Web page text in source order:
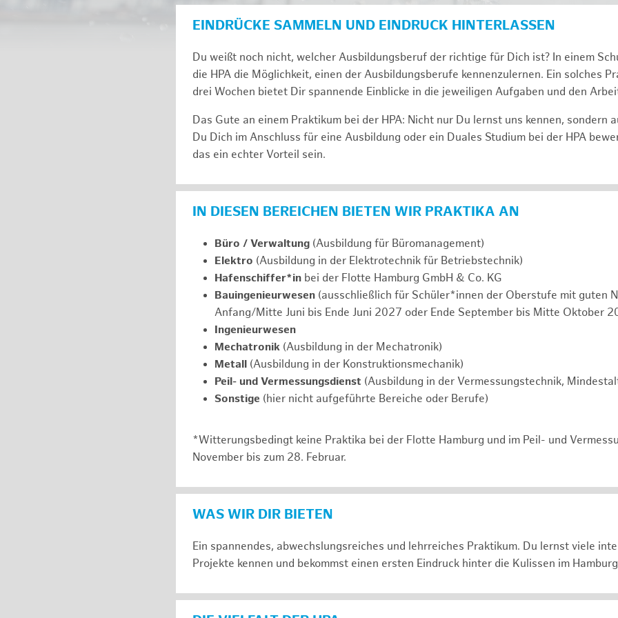
EINDRÜCKE SAMMELN UND EINDRUCK HINTERLASSEN
Du weißt noch nicht, welcher Ausbildungsberuf der richtige für Dich ist? In einem
die HPA die Möglichkeit, einen der Ausbildungsberufe kennenzulernen. Ein solches
drei Wochen bie­tet Dir span­nen­de Ein­bli­cke in die jeweiligen Aufgaben und den
Das Gute an einem Praktikum bei der HPA: Nicht nur Du lernst uns ken­nen, son­dern
Du Dich im An­schluss für eine Aus­bil­dung oder ein Duales Studium bei der HPA
das ein ech­ter Vor­teil sein.
IN DIESEN BEREICHEN BIETEN WIR PRAKTIKA AN
Büro / Verwaltung (Ausbildung für Büromanagement)
Elektro (Ausbildung in der Elektrotechnik für Betriebstechnik)
Hafenschiffer*in bei der Flotte Hamburg GmbH & Co. KG
Bauingenieurwesen (ausschließlich für Schüler*innen der Oberstufe mit guten
Anfang/Mitte Juni bis Ende Juni 2027 oder Ende September bis Mitte Oktober
Ingenieurwesen
Mechatronik (Ausbildung in der Mechatronik)
Metall (Ausbildung in der Konstruktionsmechanik)
Peil- und Vermessungsdienst (Ausbildung in der Vermessungstechnik,
Sonstige (hier nicht aufgeführte Bereiche oder Berufe)
*Witterungsbedingt keine Praktika bei der Flotte Hamburg und im Peil- und
November bis zum 28. Februar.
WAS WIR DIR BIETEN
Ein spannendes, abwechslungsreiches und lehrreiches Praktikum. Du lernst viele
Projekte kennen und bekommst einen ersten Eindruck hinter die Kulissen im